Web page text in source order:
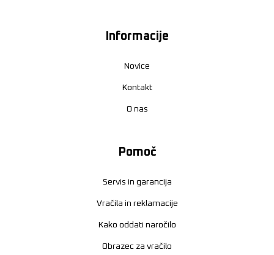
Informacije
Novice
Kontakt
O nas
Pomoč
Servis in garancija
Vračila in reklamacije
Kako oddati naročilo
Obrazec za vračilo